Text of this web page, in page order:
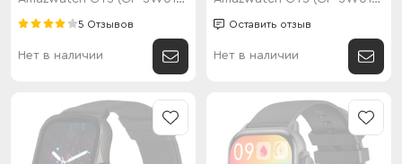
Black
5 Отзывов
Нет в наличии
Silver
Оставить отзыв
Нет в наличии